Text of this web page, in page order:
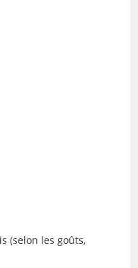
(selon les goûts,